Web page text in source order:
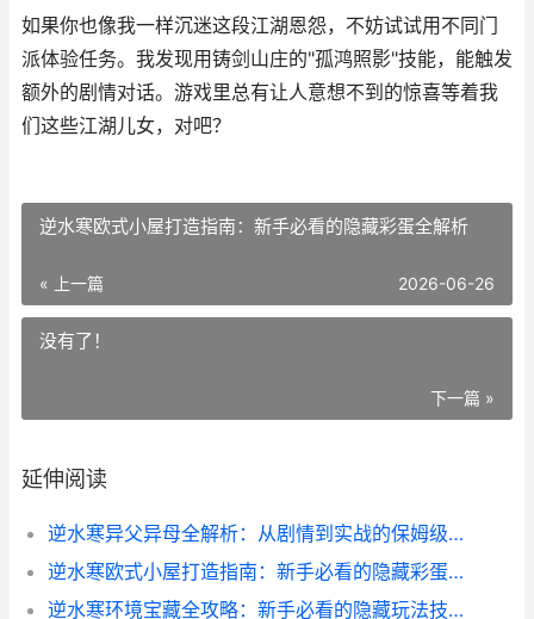
如果你也像我一样沉迷这段江湖恩怨，不妨试试用不同门
派体验任务。我发现用铸剑山庄的"孤鸿照影"技能，能触发
额外的剧情对话。游戏里总有让人意想不到的惊喜等着我
们这些江湖儿女，对吧？
逆水寒欧式小屋打造指南：新手必看的隐藏彩蛋全解析
« 上一篇 2026-06-26
没有了！
下一篇 »
延伸阅读
逆水寒异父异母全解析：从剧情到实战的保姆级攻略
逆水寒欧式小屋打造指南：新手必看的隐藏彩蛋全解析
逆水寒环境宝藏全攻略：新手必看的隐藏玩法技巧